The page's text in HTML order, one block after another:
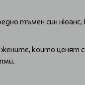
тъмен син
които ценят